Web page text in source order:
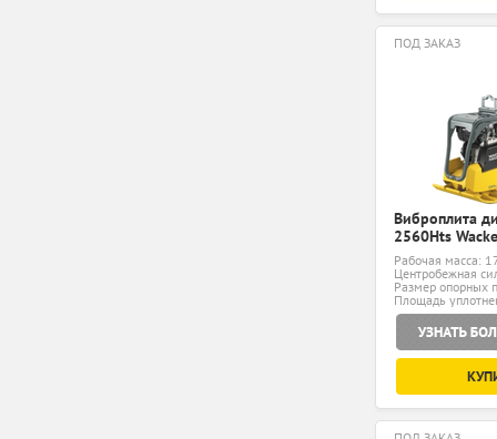
ПОД ЗАКАЗ
Виброплита
2560Hts
Рабочая масса:
Центробежная
Размер опорных
мм
Площадь